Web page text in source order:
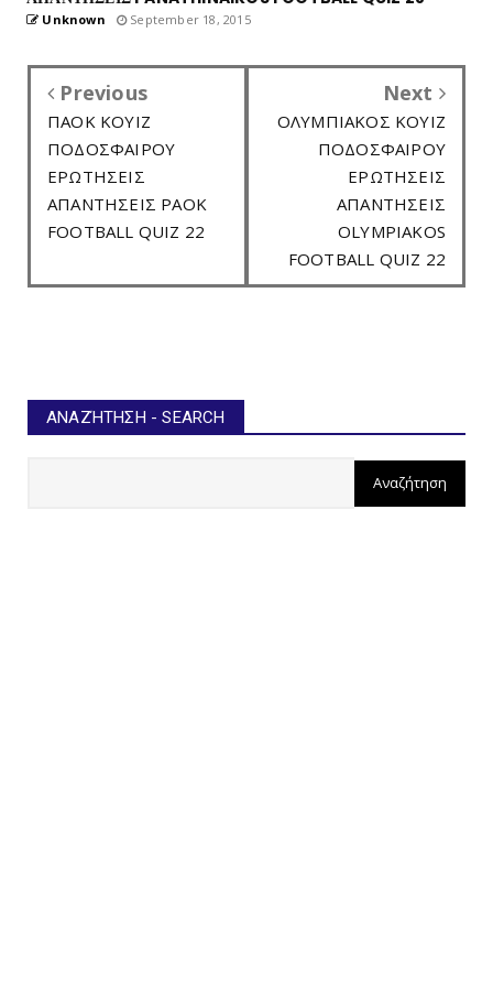
Unknown September 18, 2015
Previous
ΠΑΟΚ ΚΟΥΙΖ
ΠΟΔΟΣΦΑΙΡΟΥ
ΕΡΩΤΗΣΕΙΣ
ΑΠΑΝΤΗΣΕΙΣ PAOK
FOOTBALL QUIZ 22
Next
ΟΛΥΜΠΙΑΚΟΣ ΚΟΥΙΖ
ΠΟΔΟΣΦΑΙΡΟΥ
ΕΡΩΤΗΣΕΙΣ
ΑΠΑΝΤΗΣΕΙΣ
OLYMPIAKOS
FOOTBALL QUIZ 22
ΑΝΑΖΉΤΗΣΗ - SEARCH